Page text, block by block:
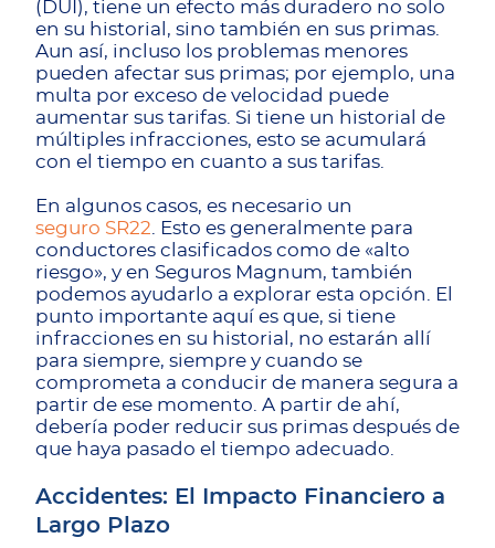
(DUI), tiene un efecto más duradero no solo
en su historial, sino también en sus primas.
Aun así, incluso los problemas menores
pueden afectar sus primas; por ejemplo, una
multa por exceso de velocidad puede
aumentar sus tarifas. Si tiene un historial de
múltiples infracciones, esto se acumulará
con el tiempo en cuanto a sus tarifas.
En algunos casos, es necesario un
seguro SR22 . Esto es generalmente para
conductores clasificados como de «alto
riesgo», y en Seguros Magnum, también
podemos ayudarlo a explorar esta opción. El
punto importante aquí es que, si tiene
infracciones en su historial, no estarán allí
para siempre, siempre y cuando se
comprometa a conducir de manera segura a
partir de ese momento. A partir de ahí,
debería poder reducir sus primas después de
que haya pasado el tiempo adecuado.
Accidentes: El Impacto Financiero a
Largo Plazo